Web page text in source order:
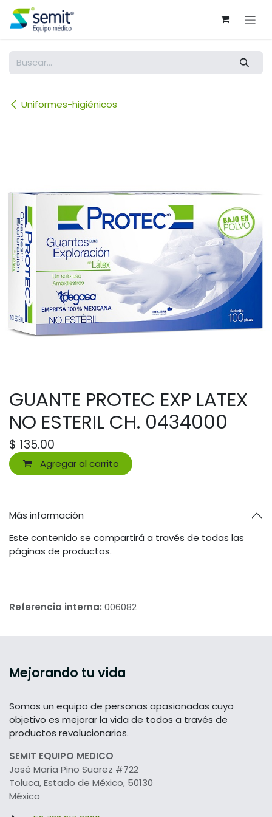
Ir al contenido
Uniformes-higiénicos
GUANTE PROTEC EXP LATEX
NO ESTERIL CH. 0434000
$ 135.00
Agregar al carrito
Más información
Este contenido se compartirá a través de todas las
páginas de productos.
Referencia interna: 006082
Mejorando tu vida
Somos un equipo de personas apasionadas cuyo
objetivo es mejorar la vida de todos a través de
productos revolucionarios.
SEMIT EQUIPO MEDICO
José María Pino Suarez #722
Toluca, Estado de México, 50130
México